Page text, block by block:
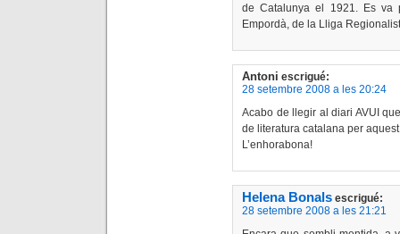
de Catalunya el 1921. Es va
Empordà, de la Lliga
Antoni escrigué:
28 setembre 2008 a les 20:24
Acabo de llegir al diari AVUI
de literatura catalana per
L’enhorabona!
Helena Bonals escrigué:
28 setembre 2008 a les 21:21